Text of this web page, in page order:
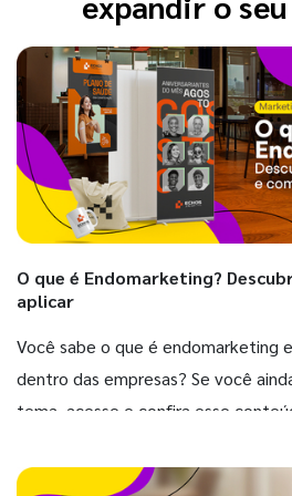
O que é Endomarketing?
aplicar
Você sabe o que é endomarketing
dentro das empresas? Se você
tema, acesse e confira esse